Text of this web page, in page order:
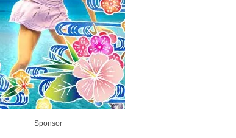
Sponsor